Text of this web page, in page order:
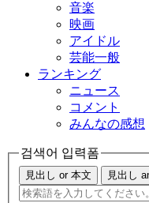
音楽
映画
アイドル
芸能一般
ランキング
ニュース
コメント
みんなの感想
검색어 입력폼
見出し or 本文 見出し